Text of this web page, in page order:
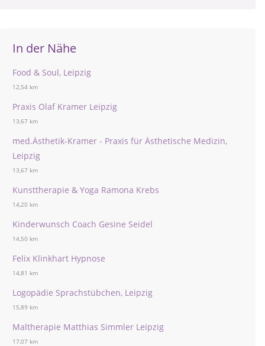
In der Nähe
Food & Soul, Leipzig
12,54 km
Praxis Olaf Kramer Leipzig
13,67 km
med.Ästhetik-Kramer - Praxis für Ästhetische Medizin,
Leipzig
13,67 km
Kunsttherapie & Yoga Ramona Krebs
14,20 km
Kinderwunsch Coach Gesine Seidel
14,50 km
Felix Klinkhart Hypnose
14,81 km
Logopädie Sprachstübchen, Leipzig
15,89 km
Maltherapie Matthias Simmler Leipzig
17,07 km